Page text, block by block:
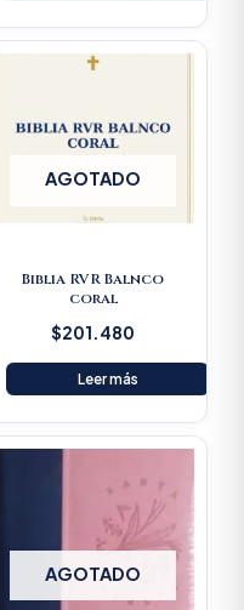
AGOTADO
Biblia RVR Balnco
coral
$201.480
Leer más
AGOTADO